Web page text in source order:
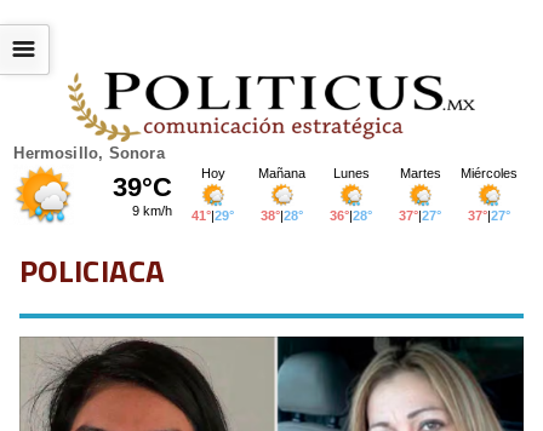
Hermosillo, Sonora
☰
POLICIACA